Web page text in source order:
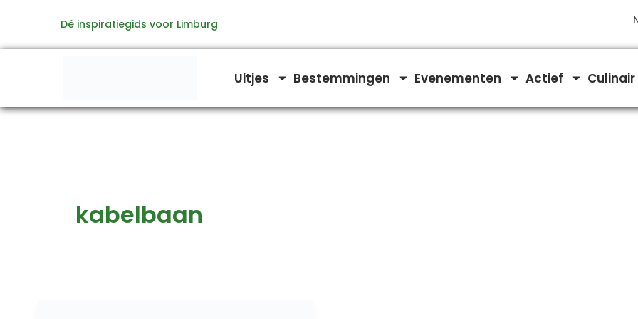
de
Dé inspiratiegids voor Limburg
Uitjes Bestemmingen Evenementen Actief Culinair
kabelbaan